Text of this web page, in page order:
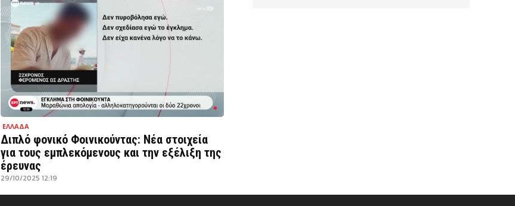
ΕΛΛΑΔΑ
Διπλό φονικό Φοινικούντας: Νέα στοιχεία
για τους εμπλεκόμενους και την εξέλιξη της
έρευνας
29/10/2025 12:19